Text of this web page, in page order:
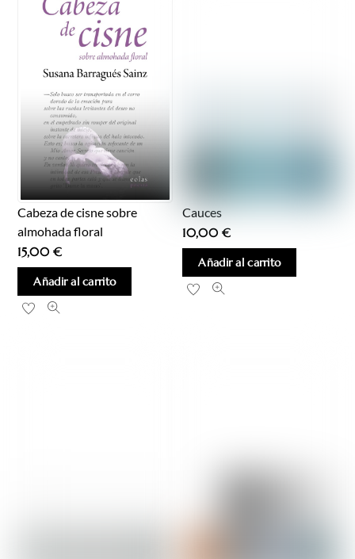
Cabeza de cisne sobre
almohada floral
15,00€
Añadir al carrito
Cauces
10,00€
Añadir al carrito